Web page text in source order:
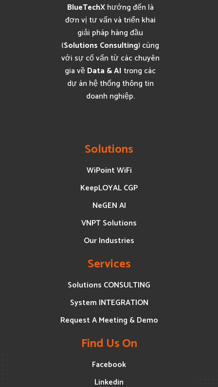
BlueTechXhướng đến là
đơn vị tư vấn và triển khai
giải pháp hàng đầu
(Solutions Consulting) cùng
với sự cố vấn từ các chuyên
gia vềData & AI trong các
dự án hệ thống thông tin
doanh nghiệp.
Solutions
WiPoint WiFi
KeepLOYAL CGP
NeGEN AI
VNPT Solutions
Our Industries
Services
Solutions CONSULTING
System INTEGRATION
Request A Meeting & Demo
Find Us On
Facebook
Linkedin